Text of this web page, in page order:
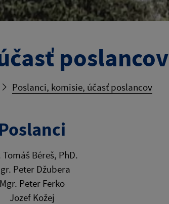
poslancov
Poslanci, komisie, účasť poslancov
Tomáš Béreš, PhD.
Peter Džubera
Mgr. Peter Ferko
Jozef Kožej